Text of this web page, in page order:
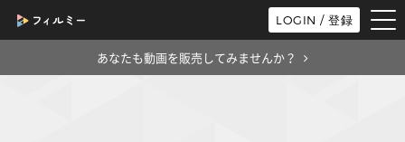
LOGIN / 登録
あなたも動画を販売してみませんか？